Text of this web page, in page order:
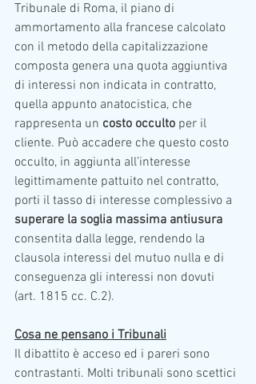
Tribunale di Roma, il piano di
ammortamento alla francese calcolato
con il metodo della capitalizzazione
composta genera una quota aggiuntiva
di interessi non indicata in contratto,
quella appunto anatocistica, che
rappresenta un costo occulto per il
cliente. Può accadere che questo costo
occulto, in aggiunta all’interesse
legittimamente pattuito nel contratto,
porti il tasso di interesse complessivo a
superare la soglia massima antiusura
consentita dalla legge, rendendo la
clausola interessi del mutuo nulla e di
conseguenza gli interessi non dovuti
(art. 1815 cc. C.2).
Cosa ne pensano i Tribunali
Il dibattito è acceso ed i pareri sono
contrastanti. Molti tribunali sono scettici